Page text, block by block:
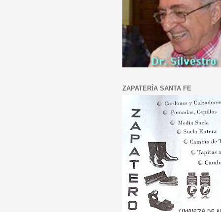
ZAPATERÍA SANTA FE